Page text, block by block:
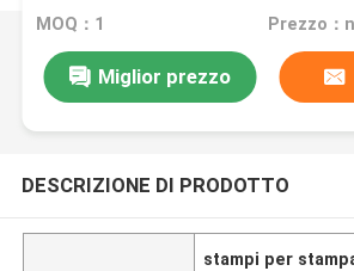
accessori che timbra le parti
MOQ：1 Prezzo：
Miglior prezzo
DESCRIZIONE DI PRODOTTO
stampi per